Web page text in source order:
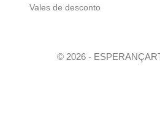
Vales de desconto
© 2026 -